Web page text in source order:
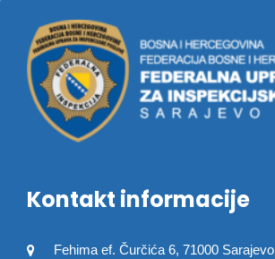
Kontakt informacije
Fehima ef. Čurčića 6, 71000 Sarajevo